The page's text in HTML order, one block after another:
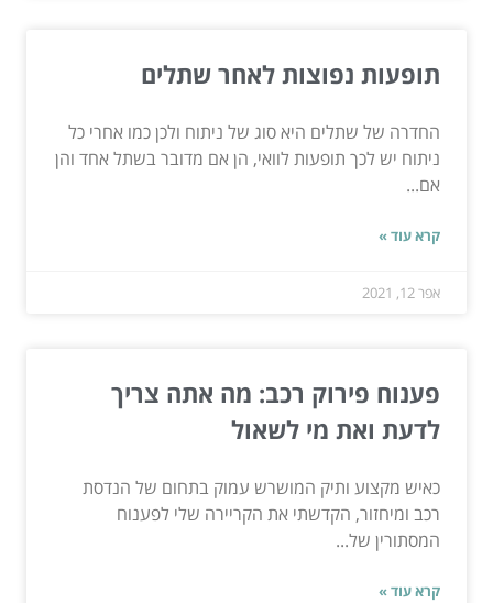
תופעות נפוצות לאחר שתלים
החדרה של שתלים היא סוג של ניתוח ולכן כמו אחרי כל
ניתוח יש לכך תופעות לוואי, הן אם מדובר בשתל אחד והן
אם...
קרא עוד »
אפר 12, 2021
פענוח פירוק רכב: מה אתה צריך
לדעת ואת מי לשאול
כאיש מקצוע ותיק המושרש עמוק בתחום של הנדסת
רכב ומיחזור, הקדשתי את הקריירה שלי לפענוח
המסתורין של...
קרא עוד »